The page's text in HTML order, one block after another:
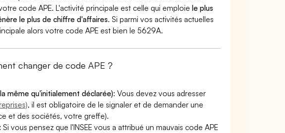
code APE. L'activité principale est celle qui emploiele plus
le plus de chiffre d'affaires. Si parmi vos activités actuelles
alors votre code APE est bien le 5629A.
changer de code APE ?
même qu'initialement déclarée): Vous devez vous adresser
, il est obligatoire de le signaler et de demander une
et des sociétés, votre greffe).
Si vous pensez que l'INSEE vous a attribué un mauvais code APE